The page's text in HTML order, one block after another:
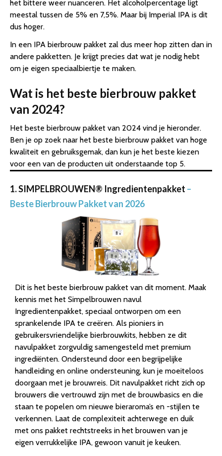
het bittere weer nuanceren. Het alcoholpercentage ligt
meestal tussen de 5% en 7,5%. Maar bij Imperial IPA is dit
dus hoger.
In een IPA bierbrouw pakket zal dus meer hop zitten dan in
andere pakketten. Je krijgt precies dat wat je nodig hebt
om je eigen speciaalbiertje te maken.
Wat is het beste bierbrouw pakket
van 2024?
Het beste bierbrouw pakket van 2024 vind je hieronder.
Ben je op zoek naar het beste bierbrouw pakket van hoge
kwaliteit en gebruiksgemak, dan kun je het beste kiezen
voor een van de producten uit onderstaande top 5.
1. SIMPELBROUWEN® Ingredientenpakket –
Beste Bierbrouw Pakket van 2026
Dit is het beste bierbrouw pakket van dit moment. Maak
kennis met het Simpelbrouwen navul
Ingredientenpakket, speciaal ontworpen om een
sprankelende IPA te creëren. Als pioniers in
gebruikersvriendelijke bierbrouwkits, hebben ze dit
navulpakket zorgvuldig samengesteld met premium
ingrediënten. Ondersteund door een begrijpelijke
handleiding en online ondersteuning, kun je moeiteloos
doorgaan met je brouwreis. Dit navulpakket richt zich op
brouwers die vertrouwd zijn met de brouwbasics en die
staan te popelen om nieuwe bieraroma’s en -stijlen te
verkennen. Laat de complexiteit achterwege en duik
met ons pakket rechtstreeks in het brouwen van je
eigen verrukkelijke IPA, gewoon vanuit je keuken.